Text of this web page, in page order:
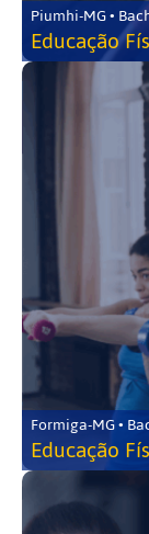
Piumhi-MG •
Educação
Formiga-MG •
Educação